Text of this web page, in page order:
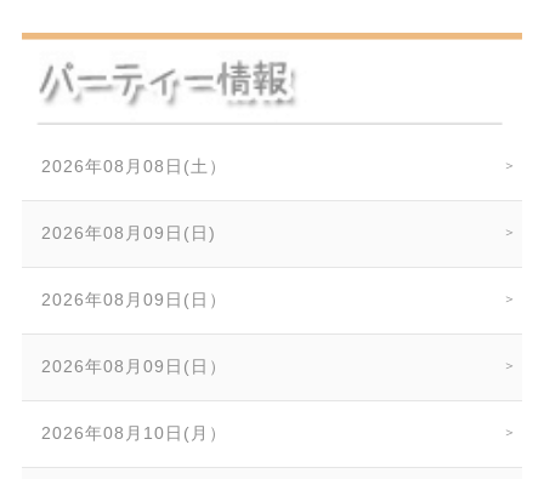
2026年08月08日(土）
2026年08月09日(日)
2026年08月09日(日）
2026年08月09日(日）
2026年08月10日(月）